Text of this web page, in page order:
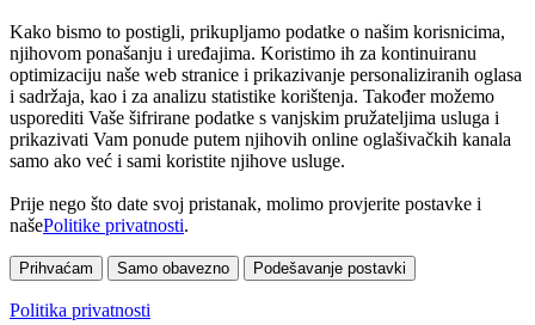
Kako bismo to postigli, prikupljamo podatke o našim korisnicima,
njihovom ponašanju i uređajima. Koristimo ih za kontinuiranu
optimizaciju naše web stranice i prikazivanje personaliziranih oglasa
i sadržaja, kao i za analizu statistike korištenja. Također možemo
usporediti Vaše šifrirane podatke s vanjskim pružateljima usluga i
prikazivati Vam ponude putem njihovih online oglašivačkih kanala
samo ako već i sami koristite njihove usluge.
Prije nego što date svoj pristanak, molimo provjerite postavke i
našePolitike privatnosti.
Prihvaćam Samo obavezno Podešavanje postavki
Politika privatnosti